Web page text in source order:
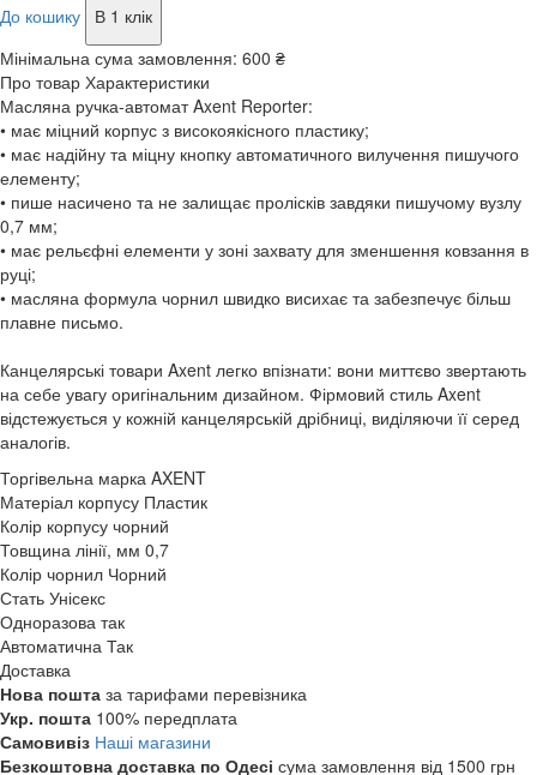
До кошику
В 1 клік
Мінімальна сума замовлення: 600 ₴
Про товар Характеристики
Масляна ручка-автомат Axent Reporter:
• має міцний корпус з високоякісного пластику;
• має надійну та міцну кнопку автоматичного вилучення пишучого
елементу;
• пише насичено та не залищає пролісків завдяки пишучому вузлу
0,7 мм;
• має рельєфні елементи у зоні захвату для зменшення ковзання в
руці;
• масляна формула чорнил швидко висихає та забезпечує більш
плавне письмо.
Канцелярські товари Axent легко впізнати: вони миттєво звертають
на себе увагу оригінальним дизайном. Фірмовий стиль Axent
відстежується у кожній канцелярській дрібниці, виділяючи її серед
аналогів.
Торгівельна марка AXENT
Матеріал корпусу Пластик
Колір корпусу чорний
Товщина лінії, мм 0,7
Колір чорнил Чорний
Стать Унісекс
Одноразова так
Автоматична Так
Доставка
Нова пошта за тарифами перевізника
Укр. пошта 100% передплата
Самовивіз Наші магазини
Безкоштовна доставка по Одесі сума замовлення від 1500 грн